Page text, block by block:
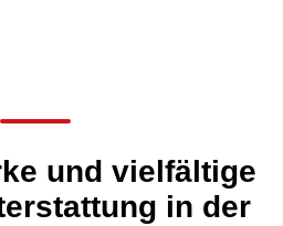
und vielfältige
in der